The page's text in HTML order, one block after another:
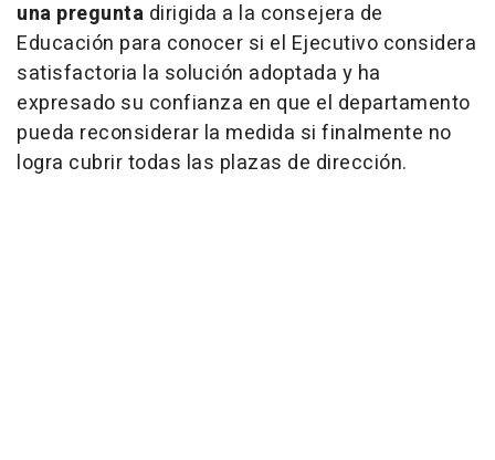
una pregunta dirigida a la consejera de
Educación para conocer si el Ejecutivo considera
satisfactoria la solución adoptada y ha
expresado su confianza en que el departamento
pueda reconsiderar la medida si finalmente no
logra cubrir todas las plazas de dirección.